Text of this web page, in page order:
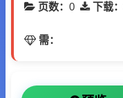
页数： 0 下载：
需：